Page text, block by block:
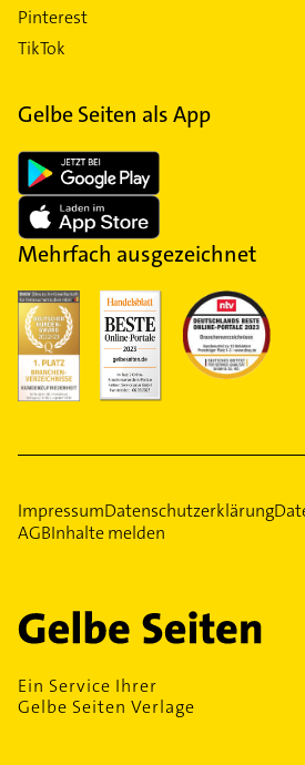
Pinterest
TikTok
Gelbe Seiten als App
Mehrfach ausgezeichnet
ImpressumDatenschutzerklärung
AGBInhalte melden
Ein Service Ihrer
Gelbe Seiten Verlage